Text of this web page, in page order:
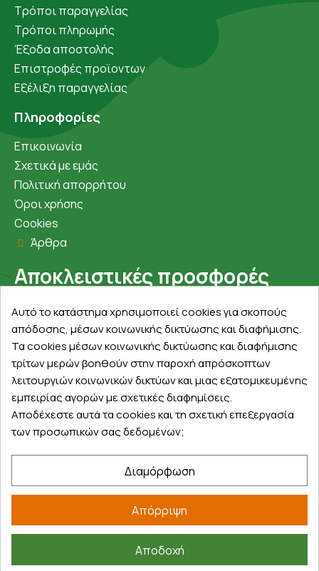
Τρόποι παραγγελίας
Τρόποι πληρωμής
Έξοδα αποστολής
Επιστροφές προϊοντων
Εξέλιξη παραγγελίας
Πληροφορίες
Επικοινωνία
Σχετικά με εμάς
Πολιτική απορρήτου
Όροι χρήσης
Cookies
Άρθρα
Αποκλειστικές προσφορές
Εγγραφείτε με το email σας για να ενημερώνεστε
πρώτοι για προσφορές, διαγωνισμούς, εκπτωτικούς
κωδικούς και μοναδικά δώρα!
Βρείτε μας στα social
©2026farmakeioexpress.gr
Αυτό το κατάστημα χρησιμοποιεί cookies για σκοπούς
απόδοσης, μέσων κοινωνικής δικτύωσης και διαφήμισης.
Τα cookies μέσων κοινωνικής δικτύωσης και διαφήμισης
τρίτων μερών βοηθούν στην παροχή απρόσκοπτων
λειτουργιών κοινωνικών δικτύων και μιας εξατομικευμένης
εμπειρίας αγορών με σχετικές διαφημίσεις.
Αποδέχεστε αυτά τα cookies και τη σχετική επεξεργασία
των προσωπικών σας δεδομένων;
Διαμόρφωση
Απόρριψη
Αποδοχή